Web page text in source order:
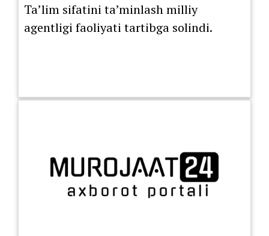
Ta’lim sifatini ta’minlash milliy
agentligi faoliyati tartibga solindi.